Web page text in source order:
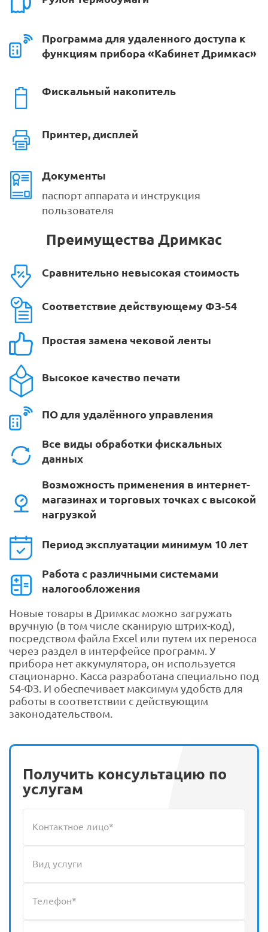
Программа для удаленного доступа к
функциям прибора «Кабинет Дримкас»
Фискальный накопитель
Принтер, дисплей
Документы
паспорт аппарата и инструкция
пользователя
Преимущества Дримкас
Сравнительно невысокая стоимость
Соответствие действующему ФЗ-54
Простая замена чековой ленты
Высокое качество печати
ПО для удалённого управления
Все виды обработки фискальных
данных
Возможность применения в интернет-
магазинах и торговых точках с высокой
нагрузкой
Период эксплуатации минимум 10 лет
Работа с различными системами
налогообложения
Новые товары в Дримкас можно загружать
вручную (в том числе сканирую штрих-код),
посредством файла Excel или путем их переноса
через раздел в интерфейсе программ. У
прибора нет аккумулятора, он используется
стационарно. Касса разработана специально под
54-ФЗ. И обеспечивает максимум удобств для
работы в соответствии с действующим
законодательством.
Получить консультацию по
услугам